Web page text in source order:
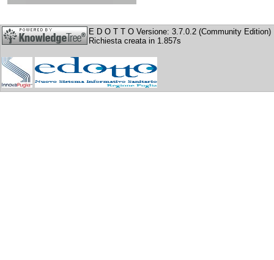
E D O T T O Versione: 3.7.0.2 (Community Edition)
Richiesta creata in 1.857s